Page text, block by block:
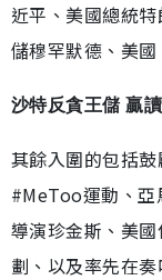
近平、美國總統
儲穆罕默德、美
沙特反貪王儲 贏
其餘入圍的包括
#MeToo運動、亞
導演珍金斯、美
劃、以及率先在